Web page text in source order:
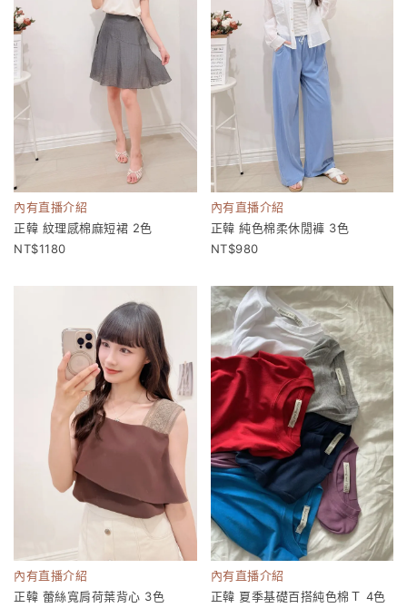
內有直播介紹
正韓 紋理感棉麻短裙 2色
1180
內有直播介紹
正韓 純色棉柔休閒褲 3色
980
內有直播介紹
正韓 蕾絲寬肩荷葉背心 3色
內有直播介紹
正韓 夏季基礎百搭純色棉Ｔ 4色